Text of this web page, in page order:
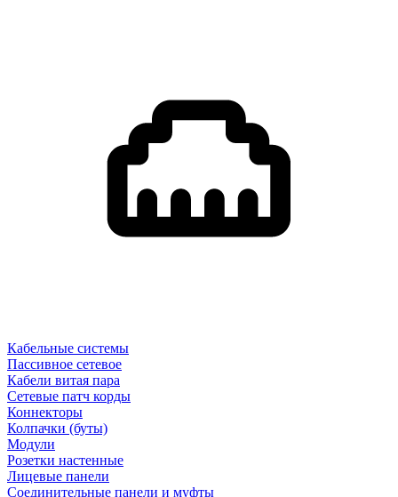
Кабельные системы
Пассивное сетевое
Кабели витая пара
Сетевые патч корды
Коннекторы
Колпачки (буты)
Модули
Розетки настенные
Лицевые панели
Соединительные панели и муфты